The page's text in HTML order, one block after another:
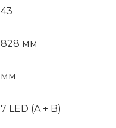
43
828 мм
мм
7 LED (A + B)